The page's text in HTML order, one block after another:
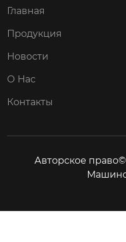
Главная
Продукция
Новости
О Нас
Контакты
Авторское